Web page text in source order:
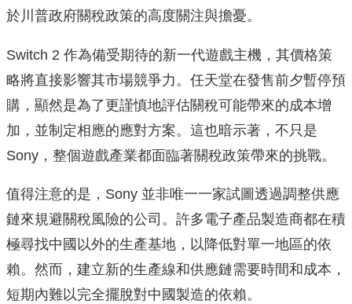
於川普政府關稅政策的高度關注與擔憂。
Switch 2 作為備受期待的新一代遊戲主機，其價格策
略將直接影響其市場競爭力。任天堂在發售前夕暫停預
購，顯然是為了更謹慎地評估關稅可能帶來的成本增
加，並制定相應的應對方案。這也暗示著，不只是
Sony，整個遊戲產業都面臨著關稅政策帶來的挑戰。
值得注意的是，Sony 並非唯一一家試圖透過調整供應
鏈來規避關稅風險的公司。許多電子產品製造商都在積
極尋找中國以外的生產基地，以降低對單一地區的依
賴。然而，建立新的生產線和供應鏈需要時間和成本，
短期內難以完全擺脫對中國製造的依賴。